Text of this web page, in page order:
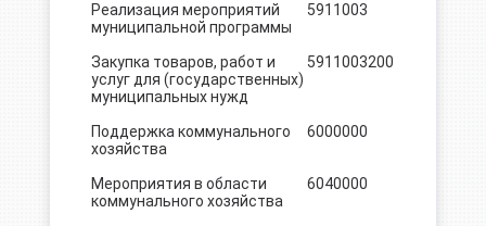
Реализация мероприятий
муниципальной программы
5911003
Закупка товаров, работ и
услуг для (государственных)
муниципальных нужд
5911003200
Поддержка коммунального
хозяйства
6000000
Мероприятия в области
коммунального хозяйства
6040000